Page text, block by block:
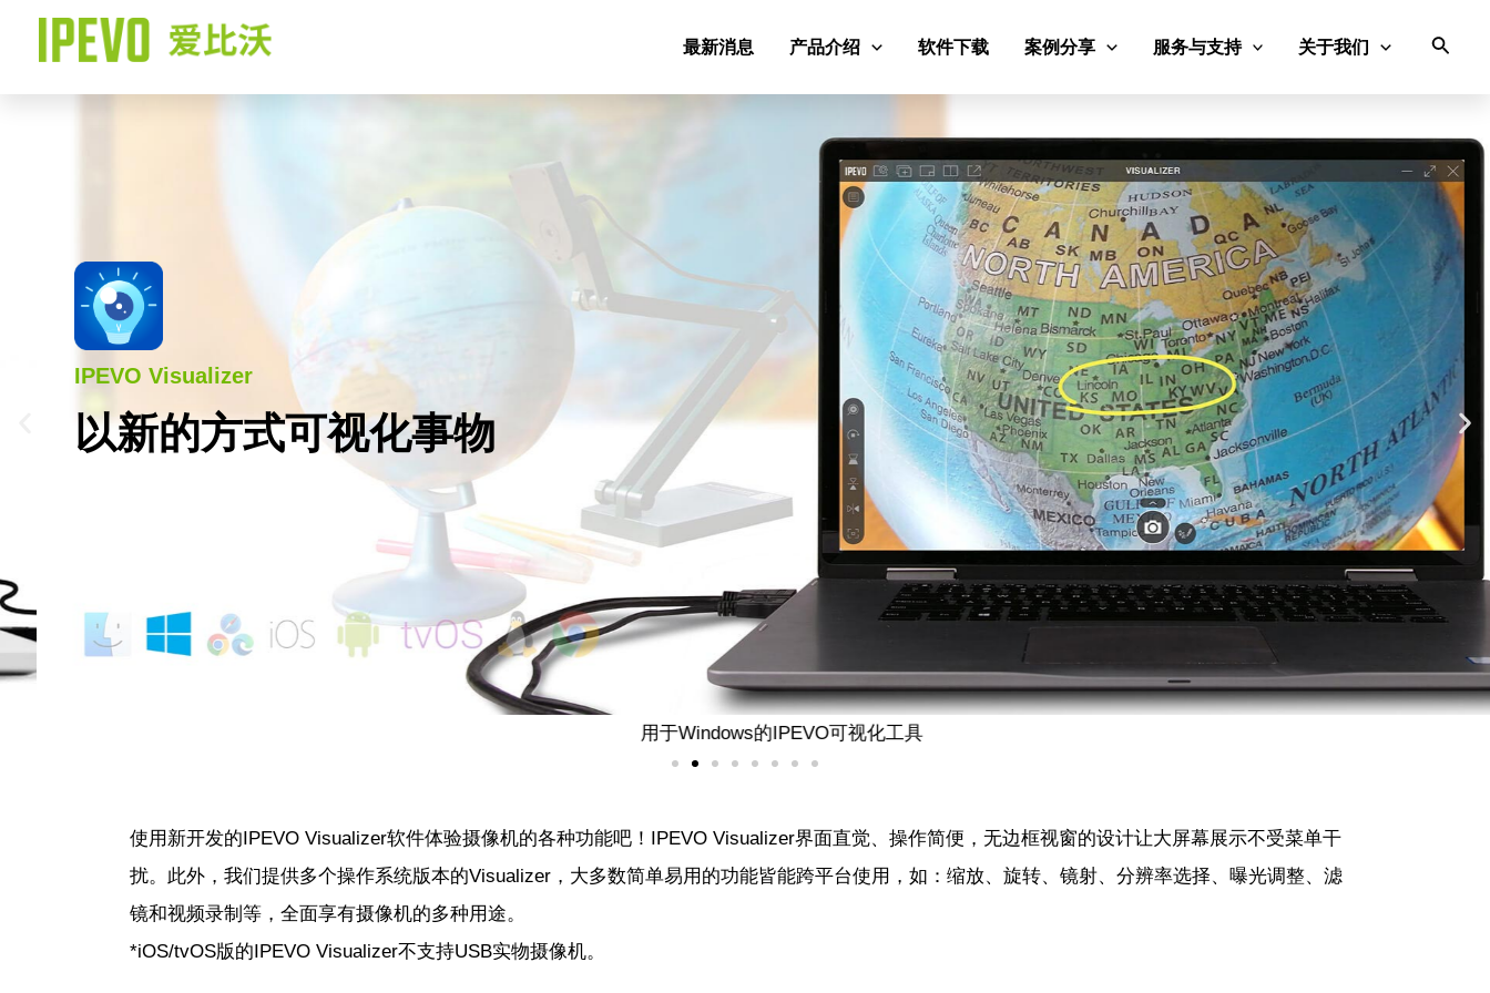
最新消息 产品介绍 软件下载 案例分享 服务与支持 关于我们
搜
用于Windows的IPEVO可视化工具
IPEVO Visualizer
以新的方式可视化事物
使用新开发的IPEVO Visualizer软件体验摄像机的各种功能吧！IPEVO Visualizer界面直觉、操作简便，无边框视窗的设计让大屏幕展示不受菜单干
扰。此外，我们提供多个操作系统版本的Visualizer，大多数简单易用的功能皆能跨平台使用，如：缩放、旋转、镜射、分辨率选择、曝光调整、滤
镜和视频录制等，全面享有摄像机的多种用途。
*iOS/tvOS版的IPEVO Visualizer不支持USB实物摄像机。